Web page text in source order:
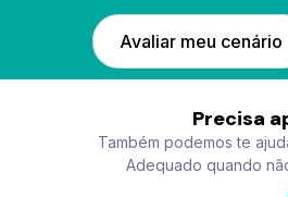
Avaliar meu cenário
Precisa
Também podemos te
Adequado quando